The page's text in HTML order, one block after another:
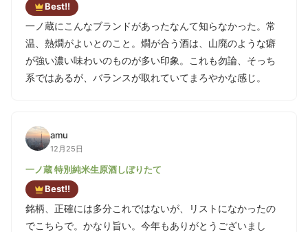
Best!!
一ノ蔵にこんなブランドがあったなんて知らなかった。常
温、熱燗がよいとのこと。燗が合う酒は、山廃のような癖
が強い濃い味わいのものが多い印象。これも勿論、そっち
系ではあるが、バランスが取れていてまろやかな感じ。
amu
12月25日
一ノ蔵 特別純米生原酒しぼりたて
Best!!
銘柄、正確には多分これではないが、リストになかったの
でこちらで。かなり旨い。今年もありがとうございまし